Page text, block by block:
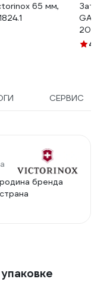
65 мм,
4
СЕРВИС
бренда